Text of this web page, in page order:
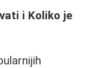
i Koliko je